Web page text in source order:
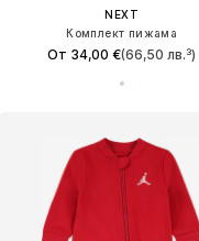
NEXT
Комплект пижама
От 34,00 €(66,50 лв.³)